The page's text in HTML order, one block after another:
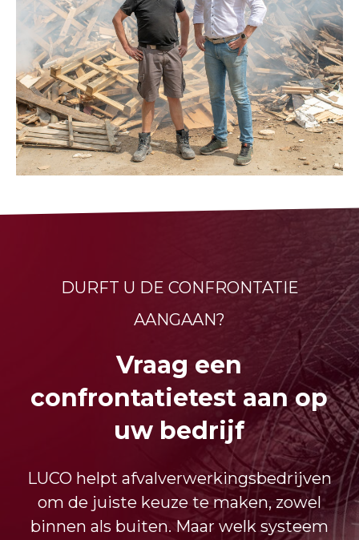
DURFT U DE CONFRONTATIE
AANGAAN?
Vraag een
confrontatietest aan op
uw bedrijf
LUCO helpt afvalverwerkingsbedrijven
om de juiste keuze te maken, zowel
binnen als buiten. Maar welk systeem